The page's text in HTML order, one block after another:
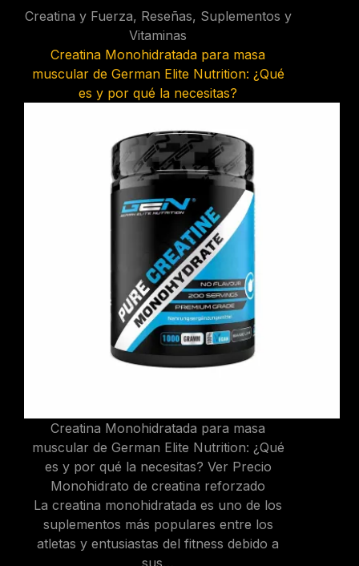
Creatina y Fuerza, Reseñas, Suplementos y
Vitaminas
Creatina Monohidratada para masa
muscular de German Elite Nutrition: ¿Qué
es y por qué la necesitas?
Creatina Monohidratada para masa
muscular de German Elite Nutrition: ¿Qué
es y por qué la necesitas? Ver Precio
Monohidrato de creatina reforzado
La creatina monohidratada es uno de los
suplementos más populares entre los
atletas y entusiastas del fitness debido a